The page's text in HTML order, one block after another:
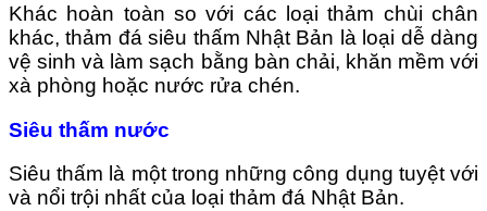
Khác hoàn toàn so với các loại thảm chùi chân
khác, thảm đá siêu thấm Nhật Bản là loại dễ dàng
vệ sinh và làm sạch bằng bàn chải, khăn mềm với
xà phòng hoặc nước rửa chén.
Siêu thấm nước
Siêu thấm là một trong những công dụng tuyệt với
và nổi trội nhất của loại thảm đá Nhật Bản.